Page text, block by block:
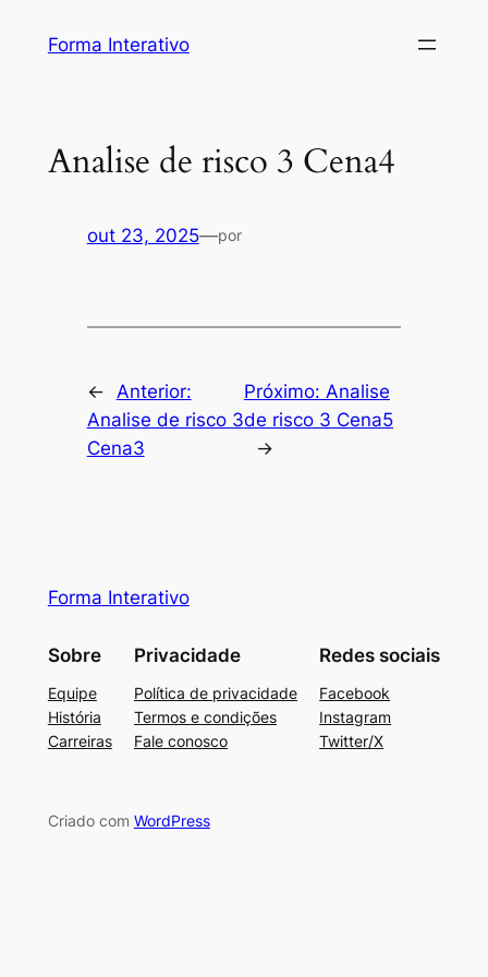
Forma Interativo
Analise de risco 3 Cena4
out 23, 2025—por
←
Anterior:
Analise de risco 3
Cena3
Próximo: Analise
de risco 3 Cena5
→
Forma Interativo
Sobre
Equipe
História
Carreiras
Privacidade
Política de privacidade
Termos e condições
Fale conosco
Redes sociais
Facebook
Instagram
Twitter/X
Criado com WordPress